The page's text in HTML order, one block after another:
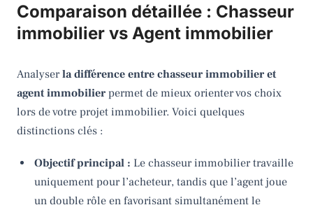
Comparaison détaillée : Chasseur
immobilier vs Agent immobilier
Analyserla différence entre chasseur immobilier et
agent immobilier permet de mieux orienter vos choix
lors de votre projet immobilier. Voici quelques
distinctions clés :
Objectif principal : Le chasseur immobilier travaille
uniquement pour l’acheteur, tandis que l’agent joue
un double rôle en favorisant simultanément le